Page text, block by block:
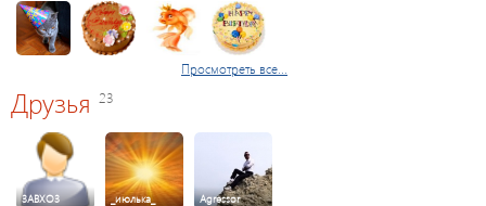
Просмотреть все...
Друзья 23
3ABXO3 _июлька_ Agressor